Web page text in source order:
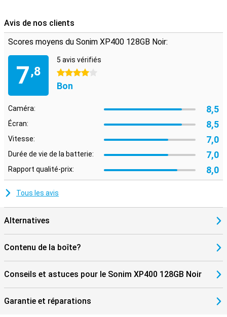
Avis de nos clients
Scores moyens du Sonim XP400 128GB Noir:
7,8
5 avis vérifiés
4 étoiles
Bon
Caméra: 8,5
Écran: 8,5
Vitesse: 7,0
Durée de vie de la batterie: 7,0
Rapport qualité-prix: 8,0
Tous les avis
Alternatives
Contenu de la boîte?
Conseils et astuces pour le Sonim XP400 128GB Noir
Garantie et réparations